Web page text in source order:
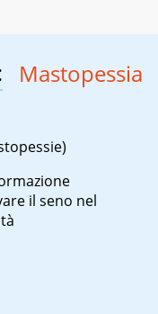
Mastopessia
il seno nel